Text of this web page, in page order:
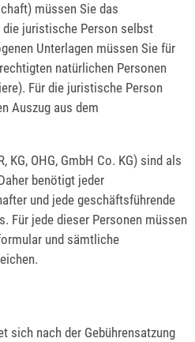
müssen Sie das
juristische Person selbst
Unterlagen müssen Sie für
natürlichen Personen
Für die juristische Person
Auszug aus dem
KG, OHG, GmbH Co. KG) sind als
benötigt jeder
und jede geschäftsführende
Für jede dieser Personen müssen
und sämtliche
sich nach der Gebührensatzung